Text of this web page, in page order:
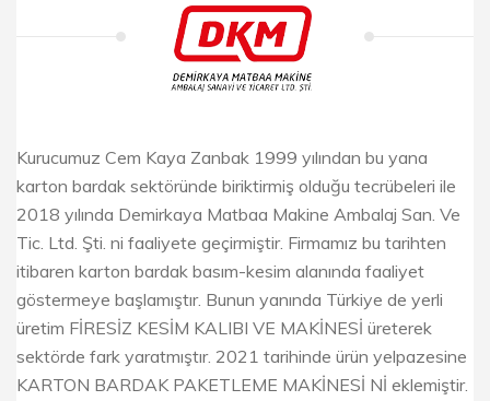
Kurucumuz Cem Kaya Zanbak 1999 yılından bu yana
karton bardak sektöründe biriktirmiş olduğu tecrübeleri ile
2018 yılında Demirkaya Matbaa Makine Ambalaj San. Ve
Tic. Ltd. Şti. ni faaliyete geçirmiştir. Firmamız bu tarihten
itibaren karton bardak basım-kesim alanında faaliyet
göstermeye başlamıştır. Bunun yanında Türkiye de yerli
üretim FİRESİZ KESİM KALIBI VE MAKİNESİ üreterek
sektörde fark yaratmıştır. 2021 tarihinde ürün yelpazesine
KARTON BARDAK PAKETLEME MAKİNESİ Nİ eklemiştir.